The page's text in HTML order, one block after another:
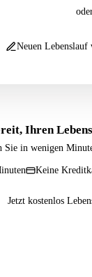
Neuen
Ihren
Sie in wenigen
Keine
Jetzt kostenlos